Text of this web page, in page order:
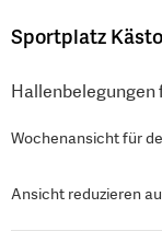
Sportplatz
Hallenbelegungen
Wochenansicht für
Ansicht reduzieren